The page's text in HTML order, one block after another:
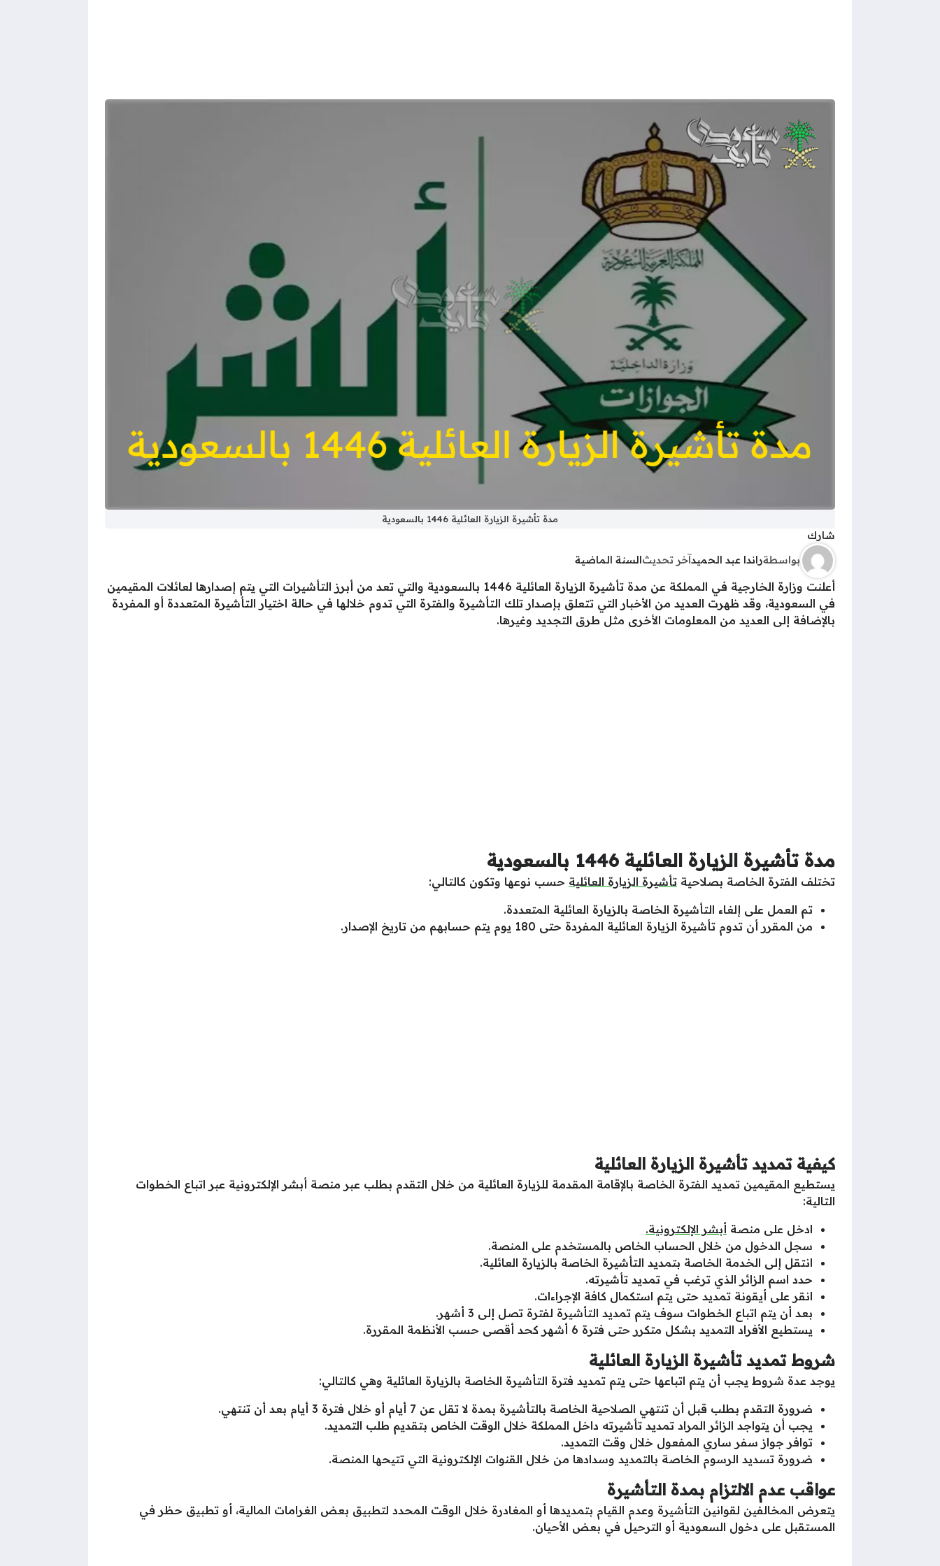
مدة تأشيرة الزيارة العائلية 1446 بالسعودية
شارك
بواسطةراندا عبد الحميد آخر تحديث السنة الماضية
أعلنت وزارة الخارجية في المملكة عن مدة تأشيرة الزيارة العائلية 1446 بالسعودية والتي تعد من أبرز التأشيرات التي يتم إصدارها لعائلات المقيمين
في السعودية، وقد ظهرت العديد من الأخبار التي تتعلق بإصدار تلك التأشيرة والفترة التي تدوم خلالها في حالة اختيار التأشيرة المتعددة أو المفردة
بالإضافة إلى العديد من المعلومات الأخرى مثل طرق التجديد وغيرها.
مدة تأشيرة الزيارة العائلية 1446 بالسعودية
تختلف الفترة الخاصة بصلاحية تأشيرة الزيارة العائلية حسب نوعها وتكون كالتالي:
تم العمل على إلغاء التأشيرة الخاصة بالزيارة العائلية المتعددة.
من المقرر أن تدوم تأشيرة الزيارة العائلية المفردة حتى 180 يوم يتم حسابهم من تاريخ الإصدار.
كيفية تمديد تأشيرة الزيارة العائلية
يستطيع المقيمين تمديد الفترة الخاصة بالإقامة المقدمة للزيارة العائلية من خلال التقدم بطلب عبر منصة أبشر الإلكترونية عبر اتباع الخطوات
التالية:
ادخل على منصة أبشر الإلكترونية.
سجل الدخول من خلال الحساب الخاص بالمستخدم على المنصة.
انتقل إلى الخدمة الخاصة بتمديد التأشيرة الخاصة بالزيارة العائلية.
حدد اسم الزائر الذي ترغب في تمديد تأشيرته.
انقر على أيقونة تمديد حتى يتم استكمال كافة الإجراءات.
بعد أن يتم اتباع الخطوات سوف يتم تمديد التأشيرة لفترة تصل إلى 3 أشهر.
يستطيع الأفراد التمديد بشكل متكرر حتى فترة 6 أشهر كحد أقصى حسب الأنظمة المقررة.
شروط تمديد تأشيرة الزيارة العائلية
يوجد عدة شروط يجب أن يتم اتباعها حتى يتم تمديد فترة التأشيرة الخاصة بالزيارة العائلية وهي كالتالي:
ضرورة التقدم بطلب قبل أن تنتهي الصلاحية الخاصة بالتأشيرة بمدة لا تقل عن 7 أيام أو خلال فترة 3 أيام بعد أن تنتهي.
يجب أن يتواجد الزائر المراد تمديد تأشيرته داخل المملكة خلال الوقت الخاص بتقديم طلب التمديد.
توافر جواز سفر ساري المفعول خلال وقت التمديد.
ضرورة تسديد الرسوم الخاصة بالتمديد وسدادها من خلال القنوات الإلكترونية التي تتيحها المنصة.
عواقب عدم الالتزام بمدة التأشيرة
يتعرض المخالفين لقوانين التأشيرة وعدم القيام بتمديدها أو المغادرة خلال الوقت المحدد لتطبيق بعض الغرامات المالية، أو تطبيق حظر في
المستقبل على دخول السعودية أو الترحيل في بعض الأحيان.